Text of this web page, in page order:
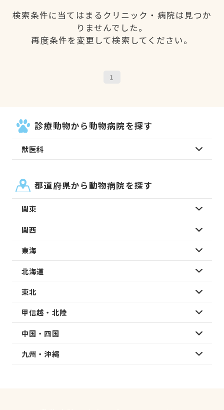
検索条件に当てはまるクリニック・病院は見つか
りませんでした。
再度条件を変更して検索してください。
1
診療動物から動物病院を探す
獣医科
都道府県から動物病院を探す
関東
関西
東海
北海道
東北
甲信越・北陸
中国・四国
九州・沖縄